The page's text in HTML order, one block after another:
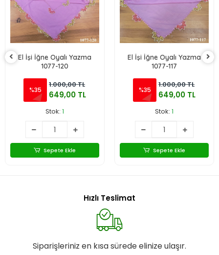
El İşi İğne Oyalı Yazma
1077-120
%35
1.000,00 TL
649,00 TL
Stok: 1
Sepete Ekle
El İşi İğne Oyalı Yazma
1077-117
%35
1.000,00 TL
649,00 TL
Stok: 1
Sepete Ekle
Hızlı Teslimat
Siparişleriniz en kısa sürede elinize ulaşır.